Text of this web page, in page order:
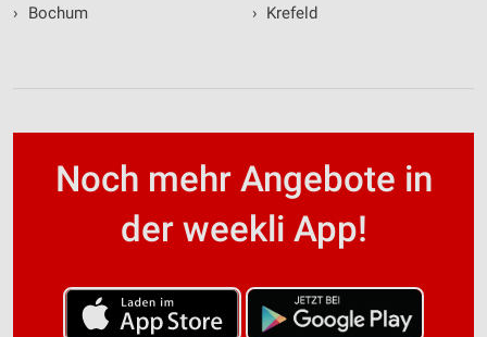
›
Bochum
› Krefeld
Noch mehr Angebote in
der weekli App!